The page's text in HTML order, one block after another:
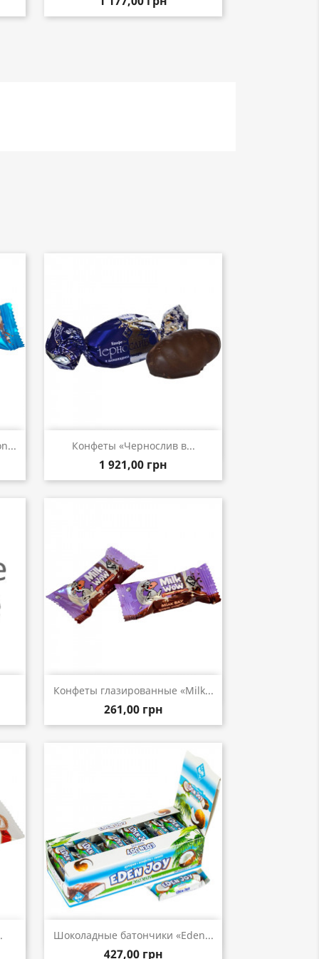
Конфеты «Чернослив в...
1 921,00 грн
Быстрый просмотр
Конфеты глазированные «Milk...
261,00 грн
Быстрый просмотр
Шоколадные батончики «Eden...
427,00 грн
Быстрый просмотр